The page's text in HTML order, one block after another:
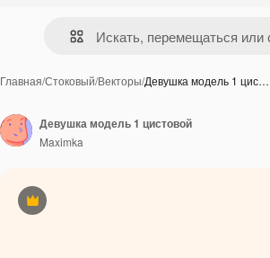
Главная/Стоковый/Векторы/Девушка модель 1 цис…
Премиум
Девушка модель 1 цистовой
Maximka